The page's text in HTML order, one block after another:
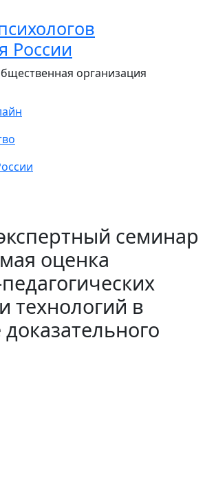
России
организация
семинар
оценка
технологий в